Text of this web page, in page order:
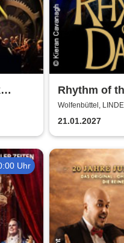
Rhythm of
2027
Wolfenbüttel,
WOLFENBÜTTEL
21.01.2027
Uhr